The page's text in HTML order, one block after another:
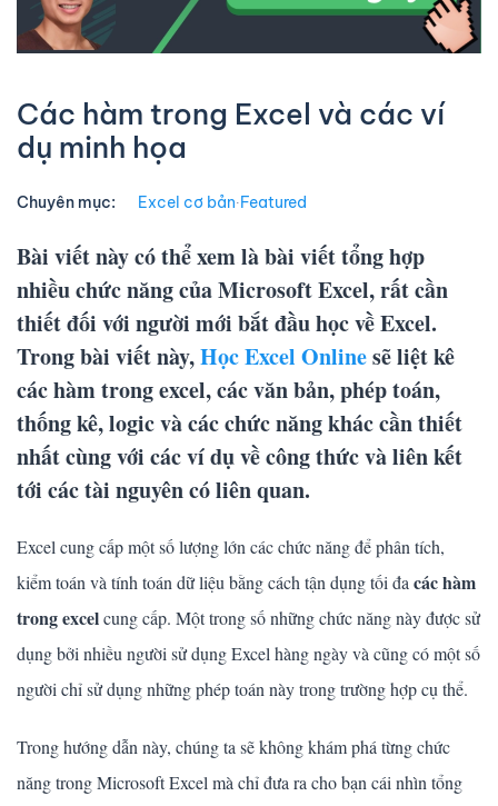
Các hàm trong Excel và các ví
dụ minh họa
Chuyên mục: Excel cơ bản∙Featured
Bài viết này có thể xem là bài viết tổng hợp
nhiều chức năng của Microsoft Excel, rất cần
thiết đối với người mới bắt đầu học về Excel.
Trong bài viết này,Học Excel Onlinesẽ liệt kê
các hàm trong excel, các văn bản, phép toán,
thống kê, logic và các chức năng khác cần thiết
nhất cùng với các ví dụ về công thức và liên kết
tới các tài nguyên có liên quan.
Excel cung cấp một số lượng lớn các chức năng để phân tích,
kiểm toán và tính toán dữ liệu bằng cách tận dụng tối đa các hàm
trong excelcung cấp. Một trong số những chức năng này được sử
dụng bởi nhiều người sử dụng Excel hàng ngày và cũng có một số
người chỉ sử dụng những phép toán này trong trường hợp cụ thể.
Trong hướng dẫn này, chúng ta sẽ không khám phá từng chức
năng trong Microsoft Excel mà chỉ đưa ra cho bạn cái nhìn tổng